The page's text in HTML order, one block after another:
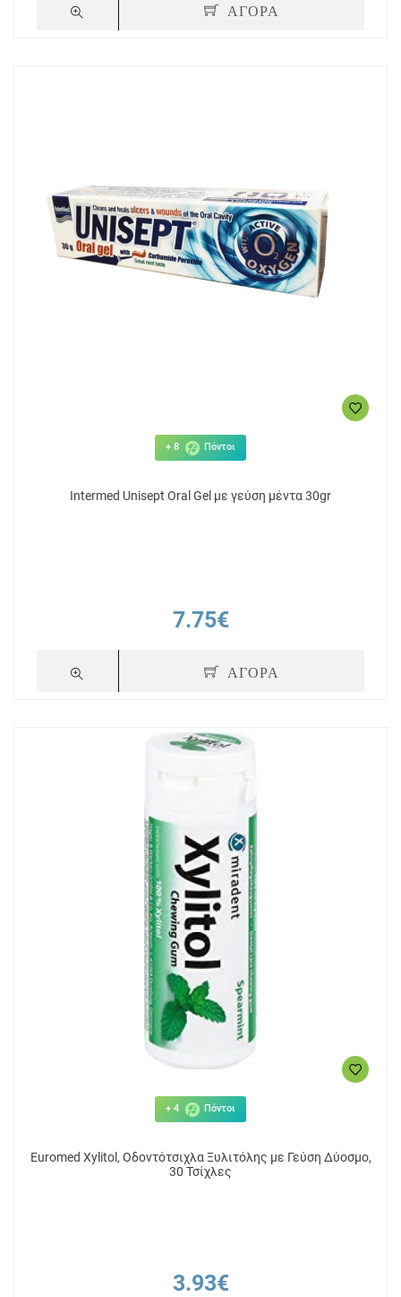
ΑΓΟΡΑ
+ 8 Πόντοι
Intermed Unisept Oral Gel με γεύση μέντα 30gr
7.75€
ΑΓΟΡΑ
+ 4 Πόντοι
Euromed Xylitol, Οδοντότσιχλα Ξυλιτόλης με Γεύση Δύοσμο,
30 Τσίχλες
3.93€